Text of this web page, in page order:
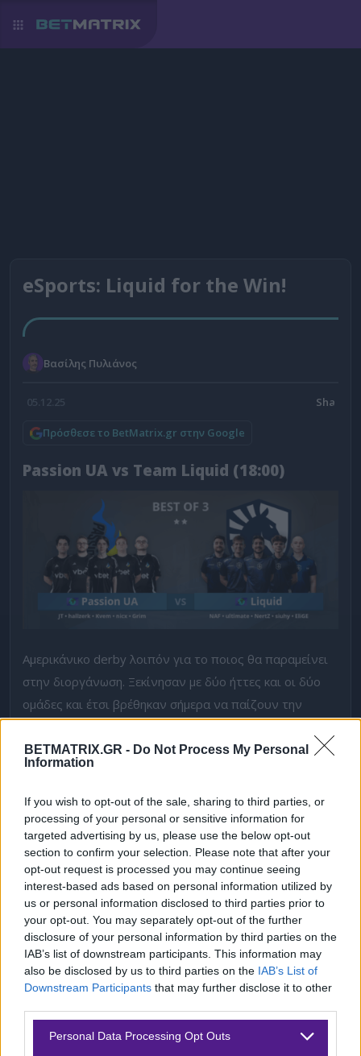
BETMATRIX.GR - Do Not Process My Personal
Information
If you wish to opt-out of the sale, sharing to third parties, or
processing of your personal or sensitive information for
targeted advertising by us, please use the below opt-out
section to confirm your selection. Please note that after your
opt-out request is processed you may continue seeing
interest-based ads based on personal information utilized by
us or personal information disclosed to third parties prior to
your opt-out. You may separately opt-out of the further
disclosure of your personal information by third parties on the
IAB’s list of downstream participants. This information may
also be disclosed by us to third parties on the IAB’s List of
Downstream Participants that may further disclose it to other
Please note that this website/app uses one or more Google
Personal Data Processing Opt Outs
eSports: Liquid for the Win!
Βασίλης Πυλιάνος
05.12.25
Πρόσθεσε το BetMatrix.gr στην Google
Passion UA vs Team Liquid (18:00)
Αμερικάνικο derby λοιπόν για το ποιος θα παραμείνει
στην διοργάνωση. Ξεκίνησαν με δύο ήττες και οι δύο
ομάδες και έτσι βρέθηκαν σήμερα να παίζουν την
περιμέναμε, σίγουρα δεν μπορούμε να πούμε το ίδιο
για τονElige
ΟιLiquidείναι καλύτεροι και βάσει roster και βάσει
προϊστορίας, μιας και όσες φορές έχουν βρεθεί
απέναντί τους έχουν κερδίσει σχετικά εύκολα. Η νίκη
τους δίνει το φτωχό1.65έτσι θα πάμε με την διαφορά
γύρων σε αισθητά καλύτερη απόδοση.
Προγνωστικό: CS2 – Starladder Major – Επιλέγουμε
Liquid – 3,5 γύρουςσε απόδοση1.90στην Βet365.
Δείτε με ένα κλικ τις καλύτερες προσφορές της ημέρας!